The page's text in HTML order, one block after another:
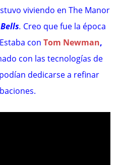
viviendo en The Manor
. Creo que fue la época
conTom Newman,
con las tecnologías de
dedicarse a refinar